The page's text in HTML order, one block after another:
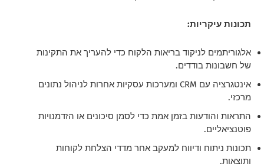
תכונות עיקריות:
אלגוריתמים לניקוד בריאות הלקוח כדי להעריך את התקינות
של חשבונות בודדים.
אינטגרציה עם CRM ומערכות עסקיות אחרות לניהול נתונים
מרכזי.
התראות והודעות בזמן אמת כדי לסמן סיכונים או הזדמנויות
פוטנציאליים.
תכונות ניתוח ודיווח למעקב אחר מדדי הצלחת לקוחות
ותוצאות.